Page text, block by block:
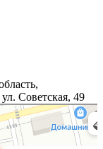
Советская, 49